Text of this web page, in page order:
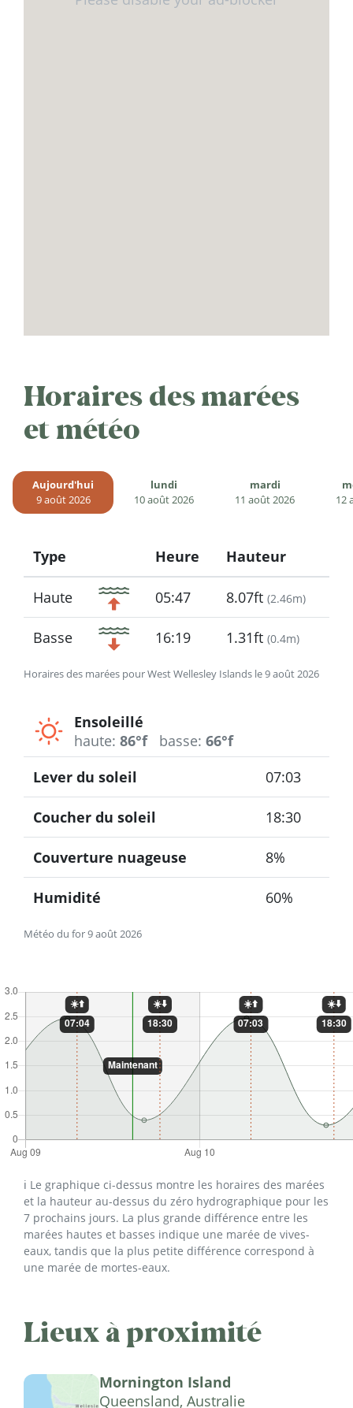
Horaires des marées
et météo
Aujourd'hui
9 août 2026
lundi
10 août 2026
mardi
11 août 2026
12
Horaires des marées pour West Wellesley Islands le 9 août 2026
Type
Icon
Heure Hauteur
Haute 05:47 8.07ft (2.46m)
Basse 16:19 1.31ft (0.4m)
Ensoleillé
haute: 86°f basse: 66°f
Météo du for 9 août 2026
Lever du soleil 07:03
Coucher du soleil 18:30
Couverture nuageuse 8%
Humidité 60%
ℹ️ Le graphique ci-dessus montre les horaires des marées
et la hauteur au-dessus du zéro hydrographique pour les
7 prochains jours. La plus grande différence entre les
marées hautes et basses indique une marée de vives-
eaux, tandis que la plus petite différence correspond à
une marée de mortes-eaux.
Lieux à proximité
Mornington Island
Queensland, Australie